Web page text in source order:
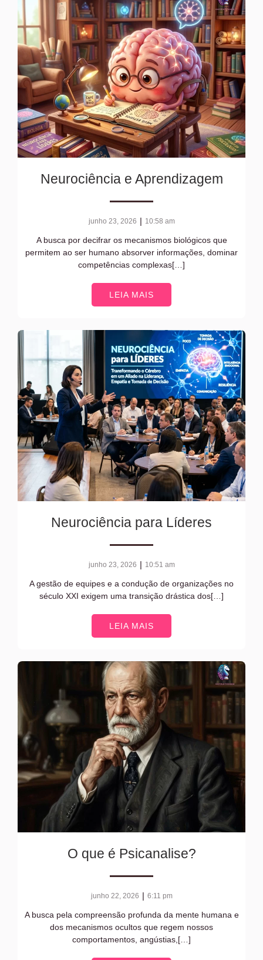
Neurociência e Aprendizagem
junho 23, 2026 | 10:58 am
A busca por decifrar os mecanismos biológicos que
permitem ao ser humano absorver informações, dominar
competências complexas[…]
LEIA MAIS
Neurociência para Líderes
junho 23, 2026 | 10:51 am
A gestão de equipes e a condução de organizações no
século XXI exigem uma transição drástica dos[…]
LEIA MAIS
O que é Psicanalise?
junho 22, 2026 | 6:11 pm
A busca pela compreensão profunda da mente humana e
dos mecanismos ocultos que regem nossos
comportamentos, angústias,[…]